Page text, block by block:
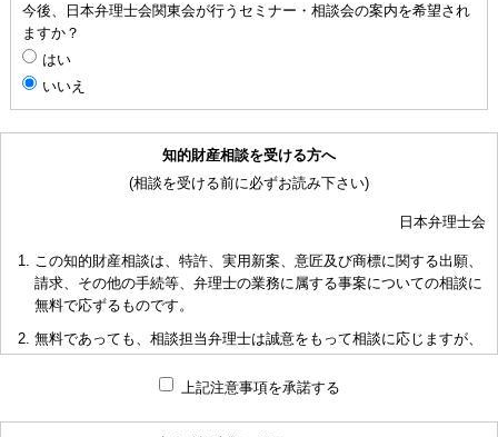
今後、日本弁理士会関東会が行うセミナー・相談会の案内を希望され
ますか？
はい
いいえ
知的財産相談を受ける方へ
(相談を受ける前に必ずお読み下さい)
日本弁理士会
この知的財産相談は、特許、実用新案、意匠及び商標に関する出願、
請求、その他の手続等、弁理士の業務に属する事案についての相談に
無料で応ずるものです。
無料であっても、相談担当弁理士は誠意をもって相談に応じますが、
もありますことを予めご了承下さい。
上記注意事項を承諾する